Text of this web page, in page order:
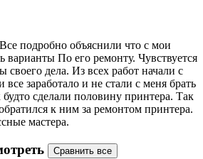
подробно объяснили что с мои
варианты По его ремонту. Чувствуется
своего дела. Из всех работ начали с
заработало и не стали с меня брать
сделали половину принтера. Так
к ним за ремонтом принтера.
мастера.